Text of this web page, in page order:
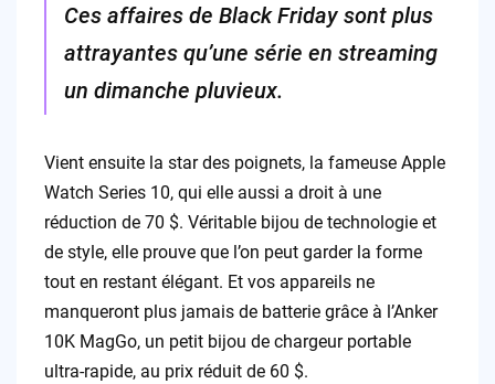
Ces affaires de Black Friday sont plus
attrayantes qu’une série en streaming
un dimanche pluvieux.
Vient ensuite la star des poignets, la fameuse Apple
Watch Series 10, qui elle aussi a droit à une
réduction de 70 $. Véritable bijou de technologie et
de style, elle prouve que l’on peut garder la forme
tout en restant élégant. Et vos appareils ne
manqueront plus jamais de batterie grâce à l’Anker
10K MagGo, un petit bijou de chargeur portable
ultra-rapide, au prix réduit de 60 $.